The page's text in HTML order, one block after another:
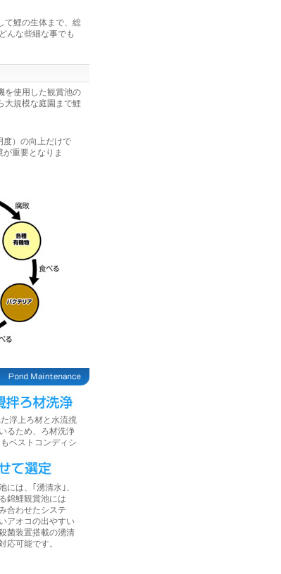
て鯉の生体まで、総
んな些細な事でも
を使用した観賞池の
大規模な庭園まで鯉
度）の向上だけで
重要となりま
浮上ろ材と水流撹
るため、ろ材洗浄
ベストコンディシ
には、｢湧清水｣、
錦鯉観賞池には
合わせたシステ
アオコの出やすい
菌装置搭載の湧清
応可能です。